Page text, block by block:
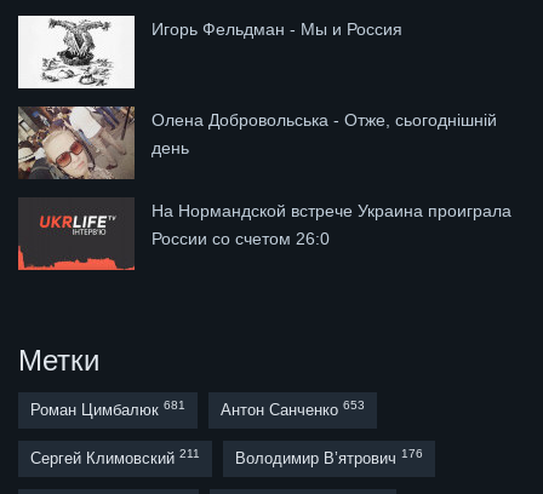
Игорь Фельдман - Мы и Россия
Олена Добровольська - Отже, сьогоднішній
день
На Нормандской встрече Украина проиграла
России со счетом 26:0
Метки
Роман Цимбалюк 681 Антон Санченко 653
Сергей Климовский 211 Володимир В’ятрович 176